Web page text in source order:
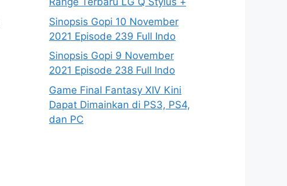
Sinopsis Gopi 10 November
2021 Episode 239 Full Indo
Sinopsis Gopi 9 November
2021 Episode 238 Full Indo
Game Final Fantasy XIV Kini
Dapat Dimainkan di PS3, PS4,
dan PC